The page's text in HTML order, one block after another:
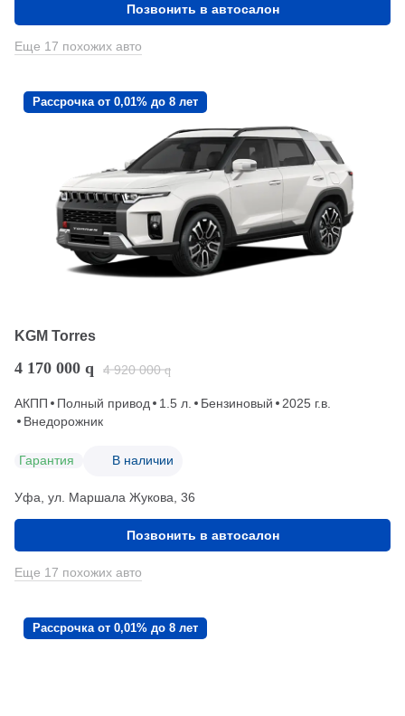
Позвонить в автосалон
Еще 17 похожих авто
Рассрочка от 0,01% до 8 лет
KGM Torres
4 170 000 q 4 920 000 q
АКПП Полный привод 1.5 л. Бензиновый
2025 г.в.
Внедорожник
Гарантия В наличии
Уфа, ул. Маршала Жукова, 36
Позвонить в автосалон
Еще 17 похожих авто
Рассрочка от 0,01% до 8 лет